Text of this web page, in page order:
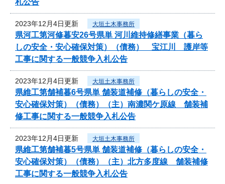
2023年12月4日更新 大垣土木事務所
県河工第河修暮安26号県単 河川維持修繕事業（暮ら
しの安全・安心確保対策）（債務） 宝江川 護岸等
工事に関する一般競争入札公告
2023年12月4日更新 大垣土木事務所
県維工第舗補暮6号県単 舗装道補修（暮らしの安全・
安心確保対策）（債務）（主）南濃関ケ原線 舗装補
修工事に関する一般競争入札公告
2023年12月4日更新 大垣土木事務所
県維工第舗補暮5号県単 舗装道補修（暮らしの安全・
安心確保対策）（債務）（主）北方多度線 舗装補修
工事に関する一般競争入札公告